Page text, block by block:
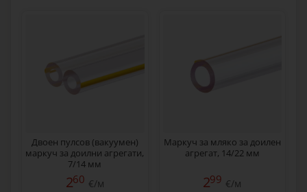
Двоен пулсов (вакуумен)
маркуч за доилни агрегати,
7/14 мм
260 €/м
Маркуч за мляко за доилен
агрегат, 14/22 мм
299 €/м